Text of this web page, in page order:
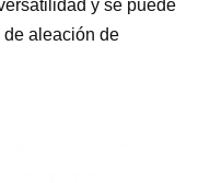
y se puede
de aleación de